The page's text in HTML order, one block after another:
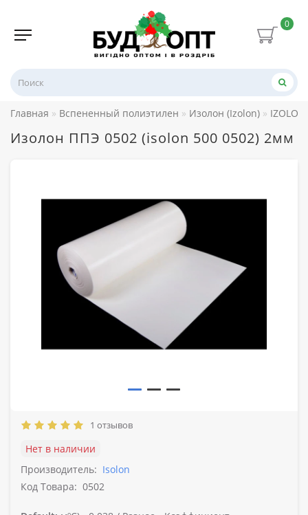
0
Главная Вспененный полиэтилен Изолон (Izolon)
Изолон ППЭ 0502 (isolon 500 0502) 2мм
1 отзывов
Нет в наличии
Производитель: Isolon
Код Товара: 0502